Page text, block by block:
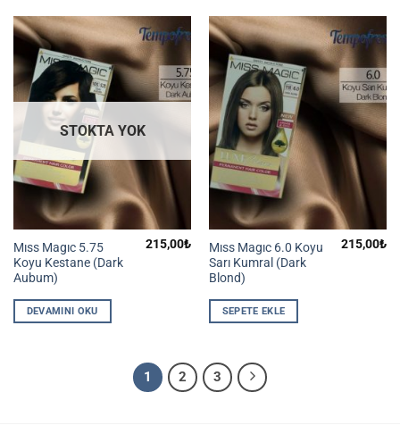
STOKTA YOK
Mıss Magıc 5.75
Koyu Kestane (Dark
Aubum)
215,00₺
DEVAMINI OKU
Mıss Magıc 6.0 Koyu
Sarı Kumral (Dark
Blond)
215,00₺
SEPETE EKLE
1 2 3